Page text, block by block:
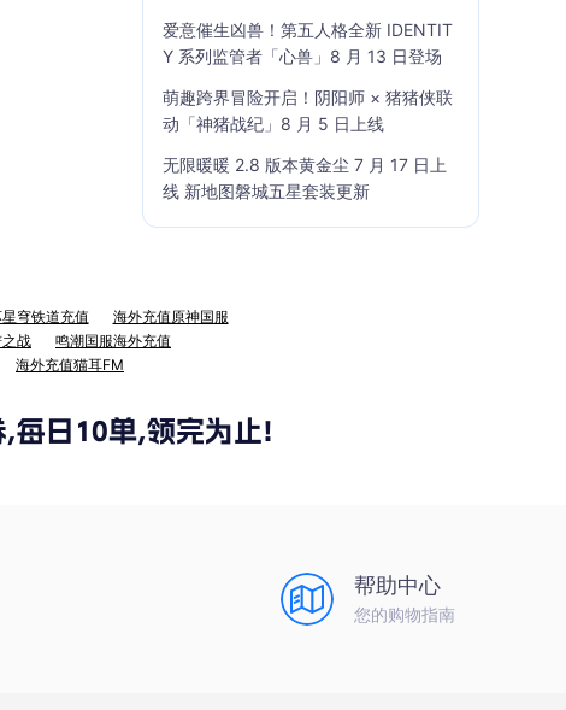
爱意催生凶兽！第五人格全新 IDENTIT
Y 系列监管者「心兽」8 月 13 日登场
萌趣跨界冒险开启！阴阳师 × 猪猪侠联
动「神猪战纪」8 月 5 日上线
无限暖暖 2.8 版本黄金尘 7 月 17 日上
线 新地图磐城五星套装更新
穹铁道充值
海外充值原神国服
战
鸣潮国服海外充值
海外充值猫耳FM
帮助中心
您的购物指南